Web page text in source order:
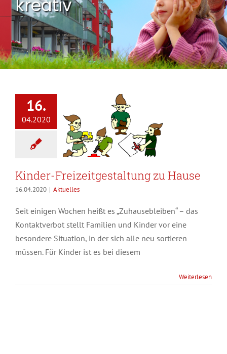
kreativ
16.
04.2020
Kinder-Freizeitgestaltung zu Hause
16.04.2020 | Aktuelles
Seit einigen Wochen heißt es „Zuhausebleiben“ – das
Kontaktverbot stellt Familien und Kinder vor eine
besondere Situation, in der sich alle neu sortieren
müssen. Für Kinder ist es bei diesem
Weiterlesen